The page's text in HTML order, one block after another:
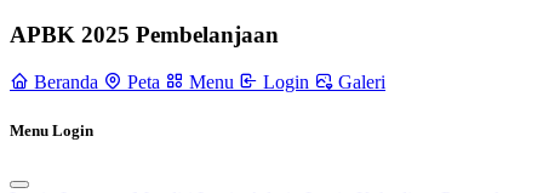
APBK 2025 Pembelanjaan
Beranda Peta Menu Login Galeri
Menu Login